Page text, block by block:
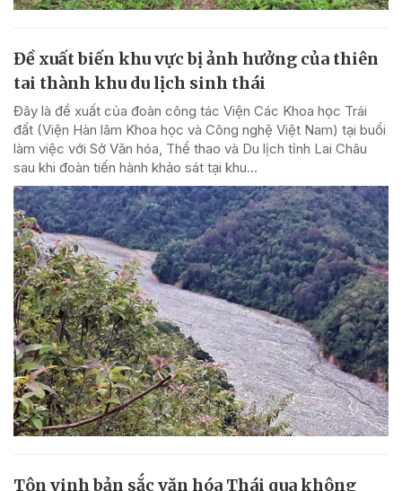
Đề xuất biến khu vực bị ảnh hưởng của thiên
tai thành khu du lịch sinh thái
Đây là đề xuất của đoàn công tác Viện Các Khoa học Trái
đất (Viện Hàn lâm Khoa học và Công nghệ Việt Nam) tại buổi
làm việc với Sở Văn hóa, Thể thao và Du lịch tỉnh Lai Châu
sau khi đoàn tiến hành khảo sát tại khu...
Tôn vinh bản sắc văn hóa Thái qua không